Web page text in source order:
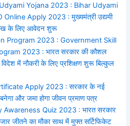
Yojana 2023 : Bihar Udyami
Online Apply 2023 : मुख्यमंत्री उद्यमी
के लिए आवेदन शुरू
Program 2023 : Government Skill
2023 : भारत सरकार की कौशल
विदेश में नौकरी के लिए प्रशिक्षण शुरू बिल्कुल
Apply 2023 : सरकार के नई
और जमा होगा जीवन प्रमाण पत्र
Awareness Quiz 2023 : भारत सरकार
जीतने का मौका साथ में मुफ्त सर्टिफिकेट